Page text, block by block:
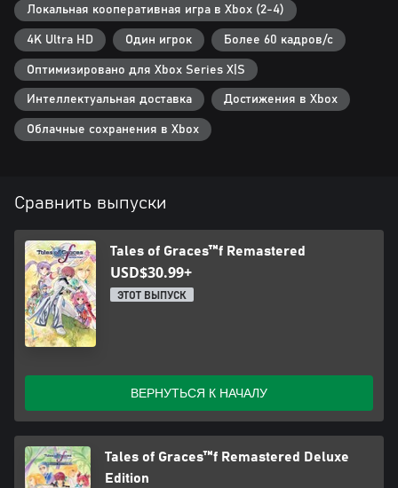
техники, делая показатели персонажа еще сильнее.
Династия и наследие
Спустя полгода после предотвращенной катастрофы Софи
одолевают тревоги по поводу своего будущего, и она полна
решимости найти выход.
В то же время на Эфинее снова начинаются странности, и
оказывается, что бой еще не закончен...
Локальная кооперативная игра в Xbox (2-4)
4K Ultra HD Один игрок Более 60 кадров/с
Оптимизировано для Xbox Series X|S
Интеллектуальная доставка Достижения в Xbox
Облачные сохранения в Xbox
Сравнить выпуски
Tales of Graces™f Remastered
USD$30.99+
ЭТОТ ВЫПУСК
ВЕРНУТЬСЯ К НАЧАЛУ
Tales of Graces™f Remastered Deluxe
Edition